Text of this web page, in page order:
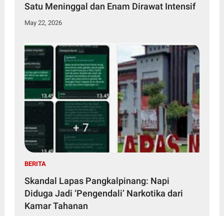
Satu Meninggal dan Enam Dirawat Intensif
May 22, 2026
BERITA
Skandal Lapas Pangkalpinang: Napi
Diduga Jadi ‘Pengendali’ Narkotika dari
Kamar Tahanan